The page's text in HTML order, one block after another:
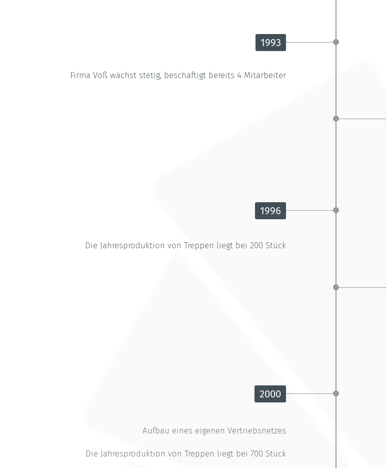
1993
Firma Voß wächst stetig, beschäftigt bereits 4 Mitarbeiter
1996
Die Jahresproduktion von Treppen liegt bei 200 Stück
2000
Aufbau eines eigenen Vertriebsnetzes
Die Jahresproduktion von Treppen liegt bei 700 Stück